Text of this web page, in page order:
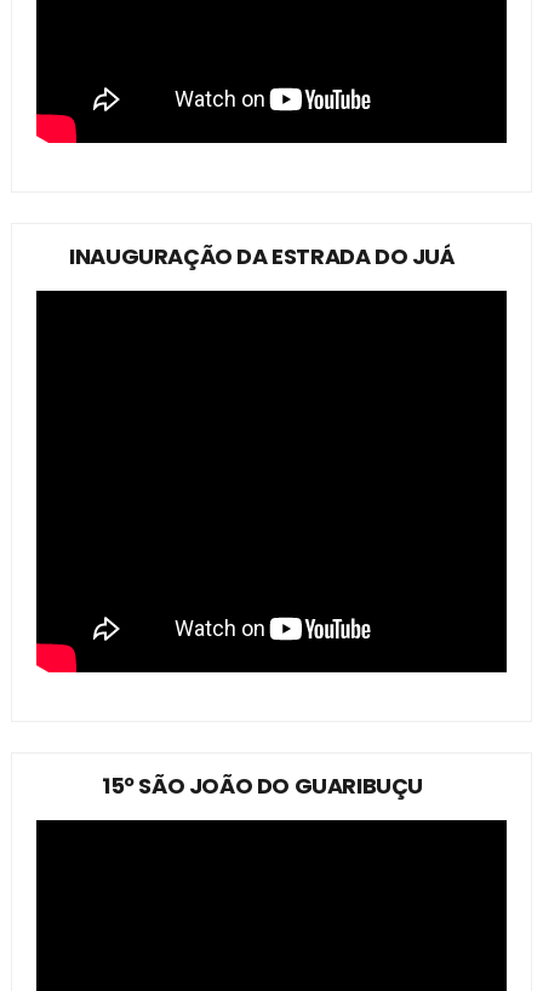
INAUGURAÇÃO DA ESTRADA DO JUÁ
15º SÃO JOÃO DO GUARIBUÇU